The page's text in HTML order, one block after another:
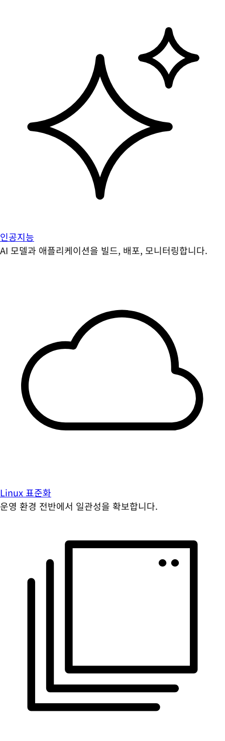
인공지능
AI 모델과 애플리케이션을 빌드, 배포, 모니터링합니다.
Linux 표준화
운영 환경 전반에서 일관성을 확보합니다.